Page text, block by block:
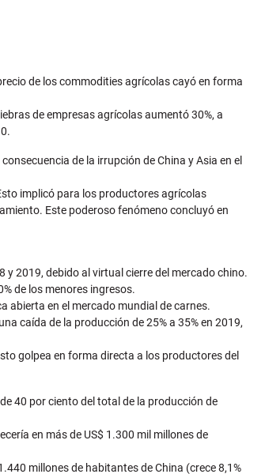
de los commodities agrícolas cayó en forma
de empresas agrícolas aumentó 30%, a
de la irrupción de China y Asia en el
implicó para los productores agrícolas
Este poderoso fenómeno concluyó en
y 2019, debido al virtual cierre del mercado chino.
de los menores ingresos.
abierta en el mercado mundial de carnes.
caída de la producción de 25% a 35% en 2019,
golpea en forma directa a los productores del
40 por ciento del total de la producción de
en más de US$ 1.300 mil millones de
millones de habitantes de China (crece 8,1%